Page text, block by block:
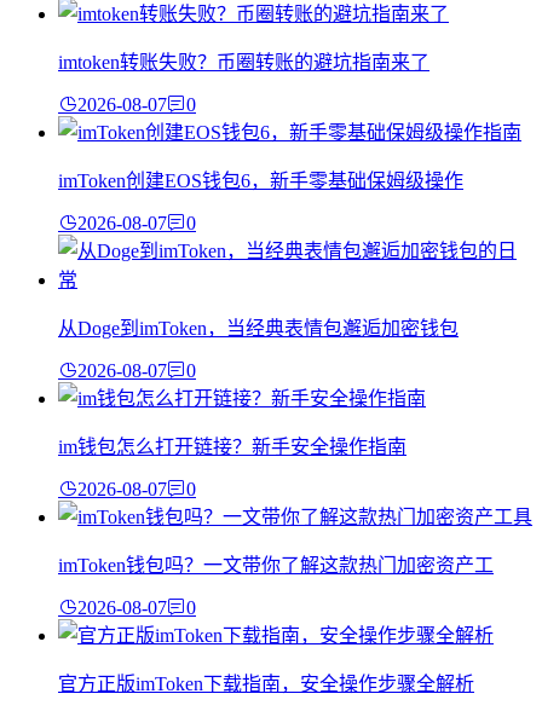
imtoken转账失败？币圈转账的避坑指南来了
2026-08-07 0
imToken创建EOS钱包6，新手零基础保姆级操作
2026-08-07 0
从Doge到imToken，当经典表情包邂逅加密钱包
2026-08-07 0
im钱包怎么打开链接？新手安全操作指南
2026-08-07 0
imToken钱包吗？一文带你了解这款热门加密资产工
2026-08-07 0
官方正版imToken下载指南，安全操作步骤全解析